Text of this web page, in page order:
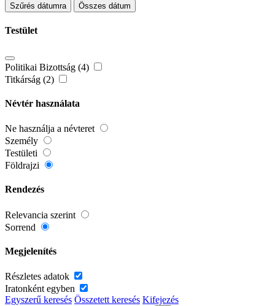
Szűrés dátumra Összes dátum
Testület
Politikai Bizottság (4)
Titkárság (2)
Névtér használata
Ne használja a névteret
Személy
Testületi
Földrajzi
Rendezés
Relevancia szerint
Sorrend
Megjelenítés
Részletes adatok
Iratonként egyben
Egyszerű keresés Összetett keresés Kifejezés